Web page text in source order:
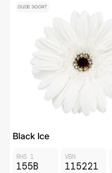
Black Ice
RHS 1
155B
VBN
115221
OUDE SOORT